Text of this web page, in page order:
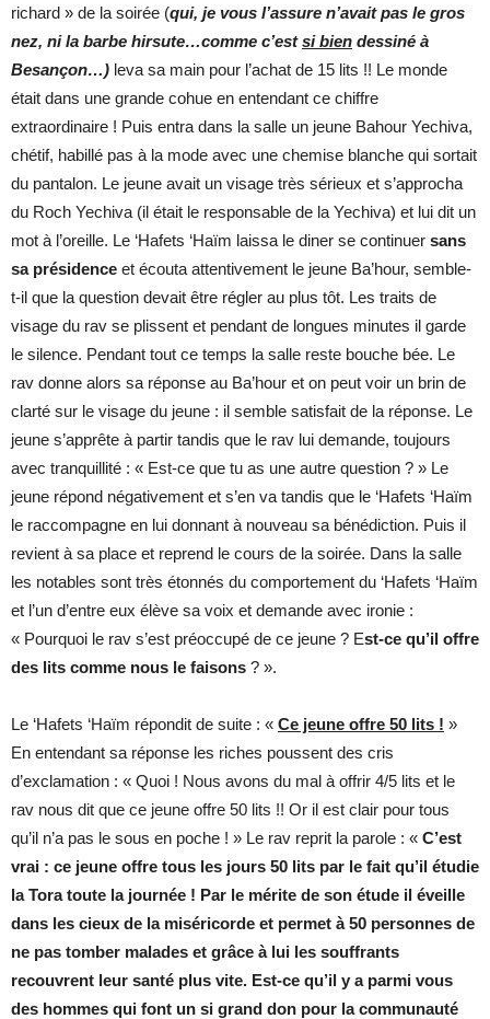
richard » de la soirée (qui, je vous l’assure n’avait pas le gros
nez, ni la barbe hirsute…comme c’estsi bien dessiné à
Besançon…) leva sa main pour l’achat de 15 lits !! Le monde
était dans une grande cohue en entendant ce chiffre
extraordinaire ! Puis entra dans la salle un jeune Bahour Yechiva,
chétif, habillé pas à la mode avec une chemise blanche qui sortait
du pantalon. Le jeune avait un visage très sérieux et s’approcha
du Roch Yechiva (il était le responsable de la Yechiva) et lui dit un
mot à l’oreille. Le ‘Hafets ‘Haïm laissa le diner se continuer sans
sa présidence et écouta attentivement le jeune Ba’hour, semble-
t-il que la question devait être régler au plus tôt. Les traits de
visage du rav se plissent et pendant de longues minutes il garde
le silence. Pendant tout ce temps la salle reste bouche bée. Le
rav donne alors sa réponse au Ba’hour et on peut voir un brin de
clarté sur le visage du jeune : il semble satisfait de la réponse. Le
jeune s’apprête à partir tandis que le rav lui demande, toujours
avec tranquillité : « Est-ce que tu as une autre question ? » Le
jeune répond négativement et s’en va tandis que le ‘Hafets ‘Haïm
le raccompagne en lui donnant à nouveau sa bénédiction. Puis il
revient à sa place et reprend le cours de la soirée. Dans la salle
les notables sont très étonnés du comportement du ‘Hafets ‘Haïm
et l’un d’entre eux élève sa voix et demande avec ironie :
« Pourquoi le rav s’est préoccupé de ce jeune ? Est-ce qu’il offre
des lits comme nous le faisons ? ».
Le ‘Hafets ‘Haïm répondit de suite : « Ce jeune offre 50 lits ! »
En entendant sa réponse les riches poussent des cris
d’exclamation : « Quoi ! Nous avons du mal à offrir 4/5 lits et le
rav nous dit que ce jeune offre 50 lits !! Or il est clair pour tous
qu’il n’a pas le sous en poche ! » Le rav reprit la parole : « C’est
vrai : ce jeune offre tous les jours 50 lits par le fait qu’il étudie
la Tora toute la journée ! Par le mérite de son étude il éveille
dans les cieux de la miséricorde et permet à 50 personnes de
ne pas tomber malades et grâce à lui les souffrants
recouvrent leur santé plus vite. Est-ce qu’il y a parmi vous
des hommes qui font un si grand don pour la communauté